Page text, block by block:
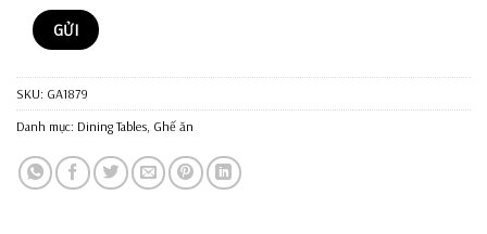
SKU: GA1879
Danh mục: Dining Tables, Ghế ăn